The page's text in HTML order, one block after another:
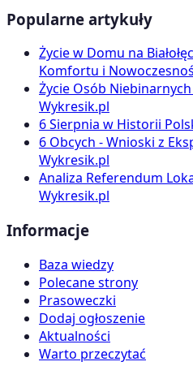
Popularne artykuły
Życie w Domu na
Komfortu i
Życie Osób
Wykresik.pl
6 Sierpnia w Historii
6 Obcych - Wnioski z
Wykresik.pl
Analiza Referendum
Wykresik.pl
Informacje
Baza wiedzy
Polecane strony
Prasoweczki
Dodaj ogłoszenie
Aktualności
Warto przeczytać